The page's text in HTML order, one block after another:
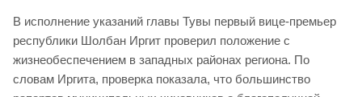
В исполнение указаний главы Тувы первый вице-премьер
республики Шолбан Иргит проверил положение с
жизнеобеспечением в западных районах региона. По
словам Иргита, проверка показала, что большинство